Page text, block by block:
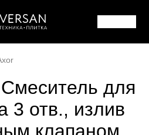
для
3 отв., излив